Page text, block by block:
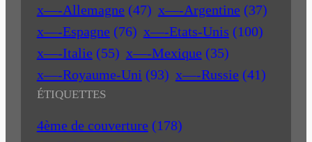
x—-Allemagne (47) x—-Argentine (37)
x—-Espagne (76) x—-Etats-Unis (100)
x—-Italie (55) x—-Mexique (35)
x—-Royaume-Uni (93) x—-Russie (41)
ÉTIQUETTES
4ème de couverture (178)